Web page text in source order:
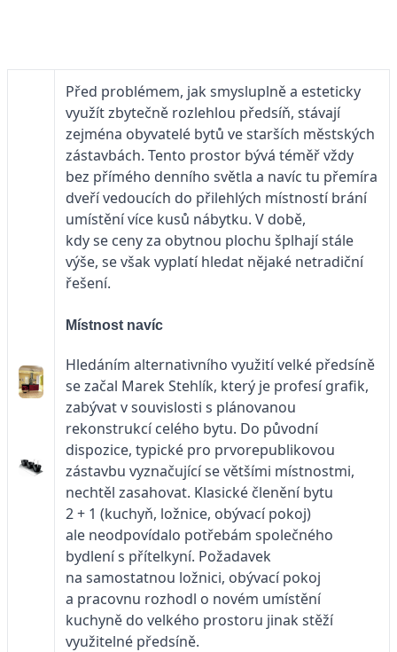
Před problémem, jak smysluplně a esteticky
využít zbytečně rozlehlou předsíň, stávají
zejména obyvatelé bytů ve starších městských
zástavbách. Tento prostor bývá téměř vždy
bez přímého denního světla a navíc tu přemíra
dveří vedoucích do přilehlých místností brání
umístění více kusů nábytku. V době,
kdy se ceny za obytnou plochu šplhají stále
výše, se však vyplatí hledat nějaké netradiční
řešení.
Místnost navíc
Hledáním alternativního využití velké předsíně
se začal Marek Stehlík, který je profesí grafik,
zabývat v souvislosti s plánovanou
rekonstrukcí celého bytu. Do původní
dispozice, typické pro prvorepublikovou
zástavbu vyznačující se většími místnostmi,
nechtěl zasahovat. Klasické členění bytu
2 + 1 (kuchyň, ložnice, obývací pokoj)
ale neodpovídalo potřebám společného
bydlení s přítelkyní. Požadavek
na samostatnou ložnici, obývací pokoj
a pracovnu rozhodl o novém umístění
kuchyně do velkého prostoru jinak stěží
využitelné předsíně.